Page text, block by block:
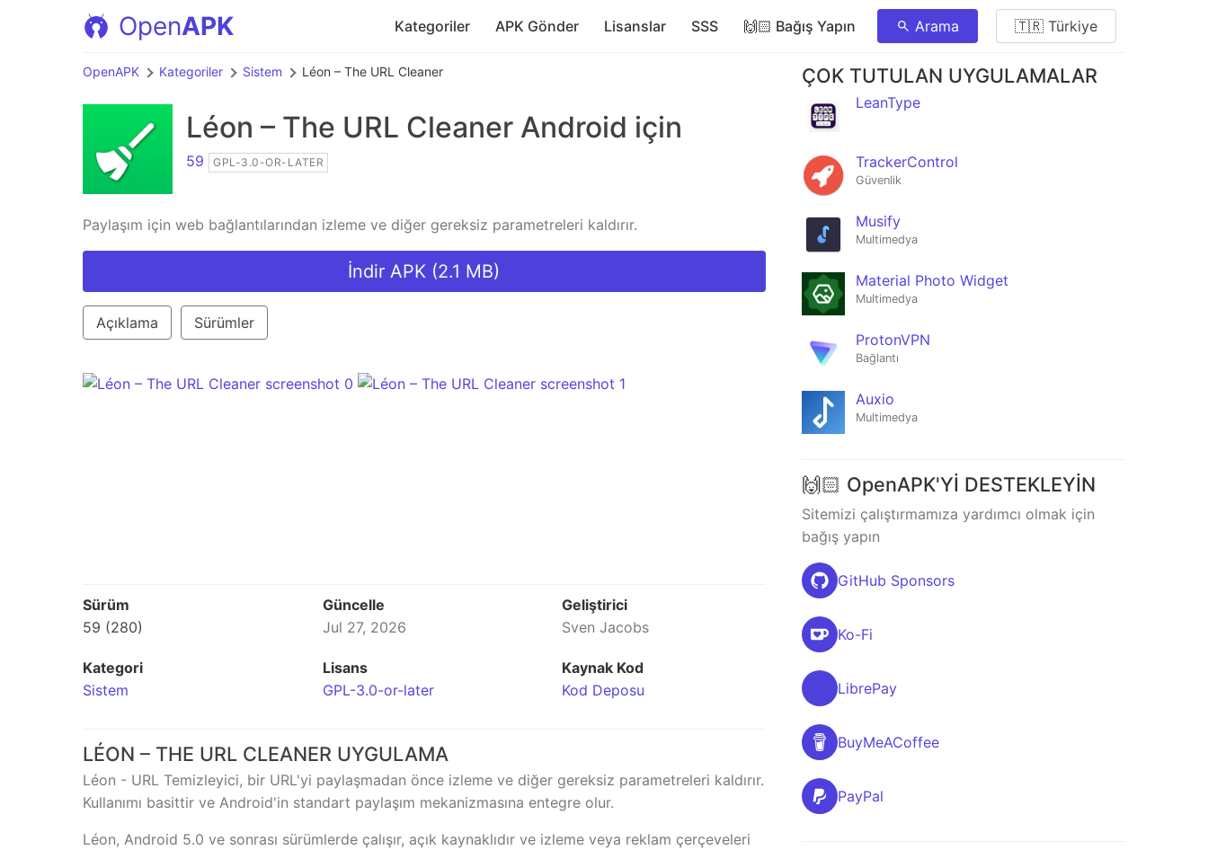
OpenAPK Kategoriler APK Gönder Lisanslar SSS 🙌🏻 Bağış Yapın Arama 🇹🇷 Türkiye
OpenAPK Kategoriler Sistem Léon – The URL Cleaner
Léon – The URL Cleaner Android için
59 GPL-3.0-OR-LATER
Paylaşım için web bağlantılarından izleme ve diğer gereksiz parametreleri kaldırır.
İndir APK (2.1 MB)
Açıklama Sürümler
Sürüm
59 (280)
Güncelle
Jul 27, 2026
Geliştirici
Sven Jacobs
Kategori
Sistem
Lisans
GPL-3.0-or-later
Kaynak Kod
Kod Deposu
LÉON – THE URL CLEANER UYGULAMA
Léon - URL Temizleyici, bir URL'yi paylaşmadan önce izleme ve diğer gereksiz parametreleri kaldırır.
Kullanımı basittir ve Android'in standart paylaşım mekanizmasına entegre olur.
Léon, Android 5.0 ve sonrası sürümlerde çalışır, açık kaynaklıdır ve izleme veya reklam çerçeveleri
ÇOK TUTULAN UYGULAMALAR
LeanType
TrackerControl
Güvenlik
Musify
Multimedya
Material Photo Widget
Multimedya
ProtonVPN
Bağlantı
Auxio
Multimedya
🙌🏻 OpenAPK'Yİ DESTEKLEYİN
Sitemizi çalıştırmamıza yardımcı olmak için
bağış yapın
GitHub Sponsors
Ko-Fi
LibrePay
BuyMeACoffee
PayPal